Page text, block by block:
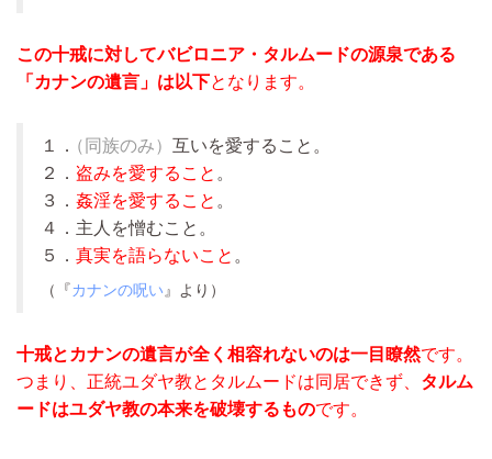
この十戒に対してバビロニア・タルムードの源泉である
「カナンの遺言」は以下となります。
１ ．（同族のみ） 互いを愛すること。
２． 盗みを愛すること 。
３． 姦淫を愛すること 。
４．主人を憎むこと。
５． 真実を語らないこと 。
（『カナンの呪い 』より）
十戒とカナンの遺言が全く相容れないのは一目瞭然です。
つまり、正統ユダヤ教とタルムードは同居できず、 タルム
ードはユダヤ教の本来を破壊するものです。